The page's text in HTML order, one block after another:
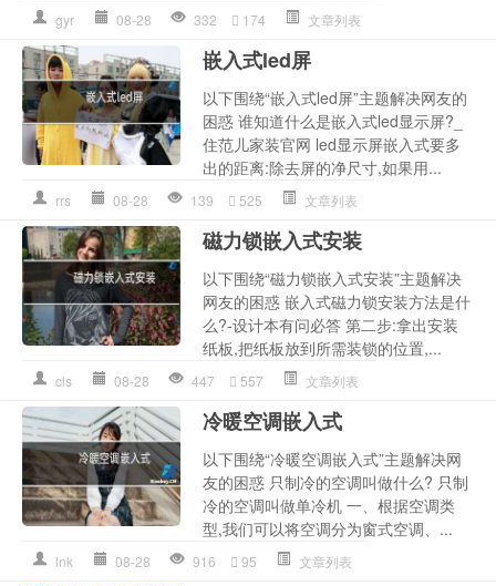
gyr 08-28 332 174 文章列表
嵌入式led屏
以下围绕“嵌入式led屏”主题解决网友的
困惑 谁知道什么是嵌入式led显示屏?_
住范儿家装官网 led显示屏嵌入式要多
出的距离:除去屏的净尺寸,如果用...
rrs 08-28 139 525 文章列表
磁力锁嵌入式安装
以下围绕“磁力锁嵌入式安装”主题解决
网友的困惑 嵌入式磁力锁安装方法是什
么?-设计本有问必答 第二步:拿出安装
纸板,把纸板放到所需装锁的位置,...
cls 08-28 447 557 文章列表
冷暖空调嵌入式
以下围绕“冷暖空调嵌入式”主题解决网
友的困惑 只制冷的空调叫做什么? 只制
冷的空调叫做单冷机 一、根据空调类
型,我们可以将空调分为窗式空调、...
lnk 08-28 916 95 文章列表